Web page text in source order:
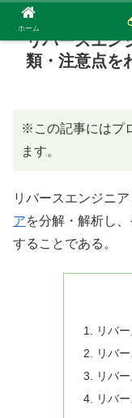
リバースエン
類・注意点を
※この記事にはプ
ます。
リバースエンジニ
アを分解・解析し
することである。
リバ
リバ
リバ
リバ
ホーム